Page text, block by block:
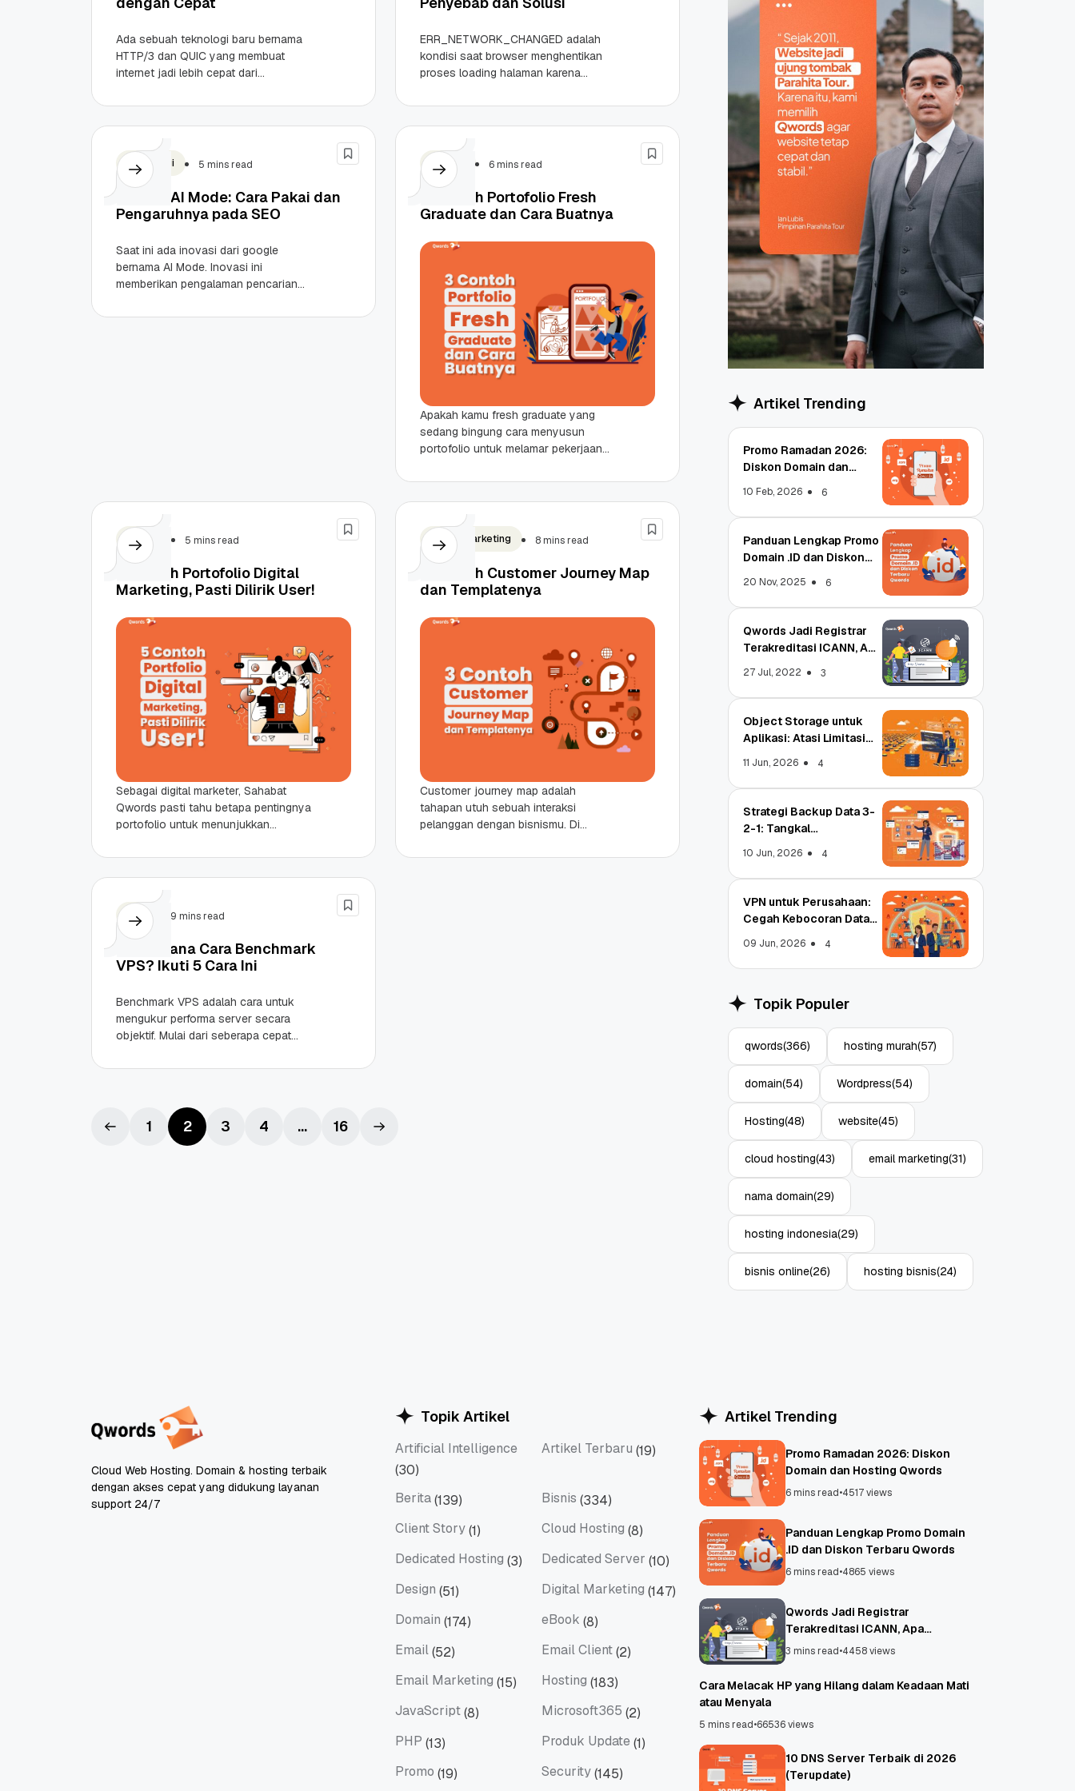
Promo Ramadan 2026:
Terbaru
Object Storage untuk
Media
11 Jun, 2026 4
Ada sebuah teknologi baru bernama
HTTP/3 dan QUIC yang membuat
internet jadi lebih cepat dari
jadi sering sekali mengalami error...
ERR_NETWORK_CHANGED adalah
kondisi saat browser menghentikan
proses loading halaman karena
terdengar sederhana, tapi juga bisa
jadi tanda kalau jaringan Sahabat
Qwords...
Teknologi 5 mins read
Google AI Mode: Cara Pakai dan
Pengaruhnya pada SEO
Saat ini ada inovasi dari google
bernama AI Mode. Inovasi ini
memberikan pengalaman pencarian
google dan pengguna. Ini adalah hal
Design 6 mins read
3 Contoh Portofolio Fresh
Graduate dan Cara Buatnya
Apakah kamu fresh graduate yang
sedang bingung cara menyusun
portofolio untuk melamar pekerjaan
penentu utama apakah Sahabat
Qwords akan dipanggil interview...
Design 5 mins read
5 Contoh Portofolio Digital
Marketing, Pasti Dilirik User!
Sebagai digital marketer, Sahabat
Qwords pasti tahu betapa pentingnya
portofolio untuk menunjukkan
saat harus menyusun portofolio yang
benar-benar mencerminkan value
profesional,...
Digital Marketing 8 mins read
3 Contoh Customer Journey Map
dan Templatenya
Customer journey map adalah
tahapan utuh sebuah interaksi
pelanggan dengan bisnismu. Di
saja tapi Sahabat Qwords juga
VPS 9 mins read
Bagaimana Cara Benchmark
VPS? Ikuti 5 Cara Ini
Benchmark VPS adalah cara untuk
mengukur performa server secara
objektif. Mulai dari seberapa cepat
menyimpan dan membaca data,
1 2 3 4 ... 16
Artikel Trending
Promo Ramadan 2026:
Diskon Domain dan
10 Feb, 2026 6
Panduan Lengkap Promo
Domain .ID dan Diskon
20 Nov, 2025 6
Qwords Jadi Registrar
Terakreditasi ICANN, Apa
27 Jul, 2022 3
Object Storage untuk
Aplikasi: Atasi Limitasi
11 Jun, 2026 4
Strategi Backup Data 3-
2-1: Tangkal
10 Jun, 2026 4
VPN untuk Perusahaan:
Cegah Kebocoran Data
09 Jun, 2026 4
Topik Populer
qwords(366) hosting murah(57)
domain(54) Wordpress(54)
Hosting(48) website(45)
cloud hosting(43) email marketing(31)
nama domain(29)
hosting indonesia(29)
bisnis online(26) hosting bisnis(24)
Cloud Web Hosting. Domain & hosting terbaik
dengan akses cepat yang didukung layanan
support 24/7
Topik Artikel
Artificial Intelligence
Artificial Intelligence
(30)
Artikel Terbaru (19)
Berita(139) Bisnis (334)
Client Story(1) Cloud Hosting (8)
Dedicated Hosting (3) Dedicated Server (10)
Design (51) Digital Marketing (147)
Domain (174) eBook (8)
Email(52) Email Client(2)
Email Marketing (15) Hosting (183)
JavaScript(8) Microsoft365 (2)
PHP (13) Produk Update (1)
Promo (19) Security(145)
Artikel Trending
Promo Ramadan 2026: Diskon
Domain dan Hosting Qwords
6 mins read•4517 views
Panduan Lengkap Promo Domain
.ID dan Diskon Terbaru Qwords
6 mins read•4865 views
Qwords Jadi Registrar
Terakreditasi ICANN, Apa
Untungnya?
3 mins read•4458 views
Cara Melacak HP yang Hilang dalam Keadaan Mati
atau Menyala
5 mins read•66536 views
10 DNS Server Terbaik di 2026
(Terupdate)